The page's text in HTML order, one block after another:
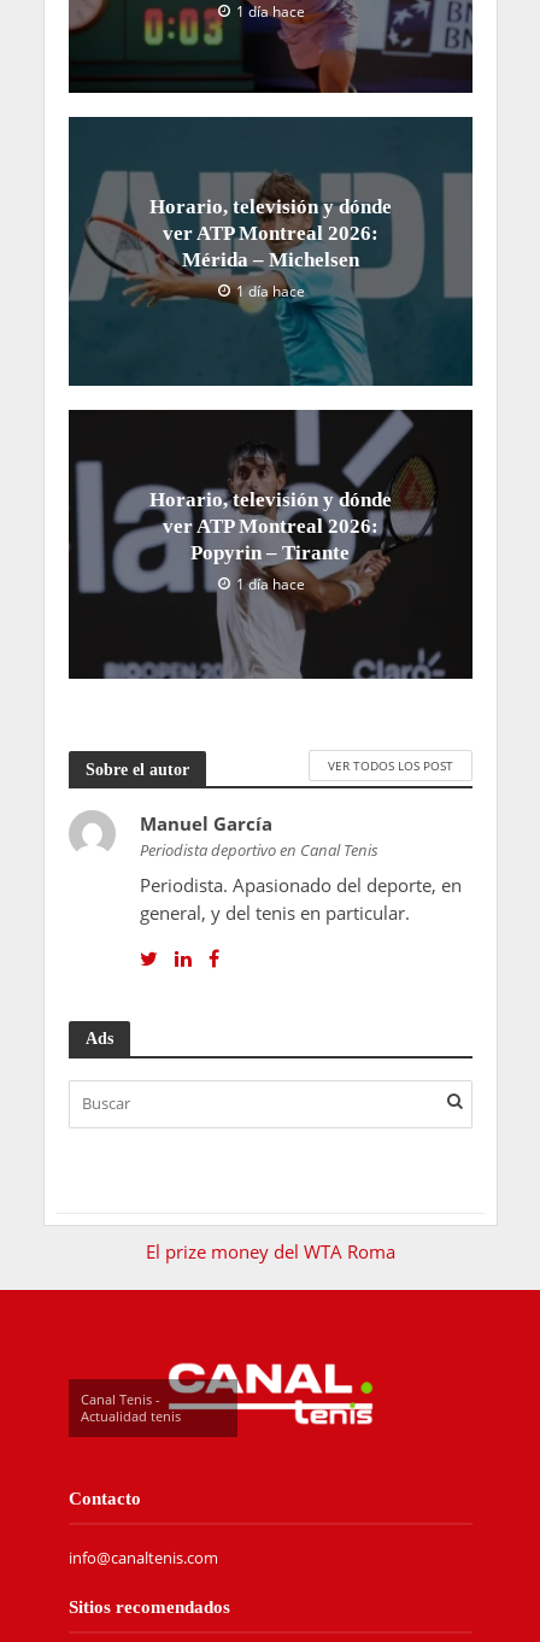
1 día hace
Horario, televisión y dónde
ver ATP Montreal 2026:
Mérida – Michelsen
1 día hace
Horario, televisión y dónde
ver ATP Montreal 2026:
Popyrin – Tirante
1 día hace
Sobre el autor VER TODOS LOS POST
Manuel García
Periodista deportivo en Canal Tenis
Periodista. Apasionado del deporte, en
general, y del tenis en particular.
Ads
El prize money del WTA Roma
Canal Tenis -
Actualidad tenis
Contacto
info@canaltenis.com
Sitios recomendados